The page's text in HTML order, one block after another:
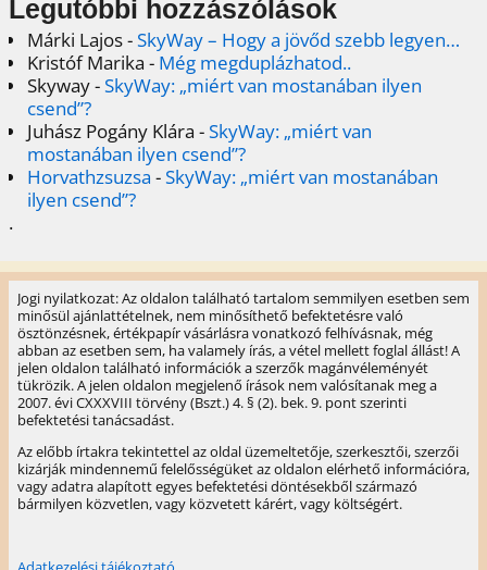
Legutóbbi hozzászólások
Márki Lajos-SkyWay – Hogy a jövőd szebb legyen…
Kristóf Marika - Még megduplázhatod..
Skyway-SkyWay: „miért van mostanában ilyen
csend”?
Juhász Pogány Klára -SkyWay: „miért van
mostanában ilyen csend”?
Horvathzsuzsa -SkyWay: „miért van mostanában
ilyen csend”?
.
Jogi nyilatkozat: Az oldalon található tartalom semmilyen esetben sem
minősül ajánlattételnek, nem minősíthető befektetésre való
ösztönzésnek, értékpapír vásárlásra vonatkozó felhívásnak, még
abban az esetben sem, ha valamely írás, a vétel mellett foglal állást! A
jelen oldalon található információk a szerzők magánvéleményét
tükrözik. A jelen oldalon megjelenő írások nem valósítanak meg a
2007. évi CXXXVIII törvény (Bszt.) 4. § (2). bek. 9. pont szerinti
befektetési tanácsadást.
Az előbb írtakra tekintettel az oldal üzemeltetője, szerkesztői, szerzői
kizárják mindennemű felelősségüket az oldalon elérhető információra,
vagy adatra alapított egyes befektetési döntésekből származó
bármilyen közvetlen, vagy közvetett kárért, vagy költségért.